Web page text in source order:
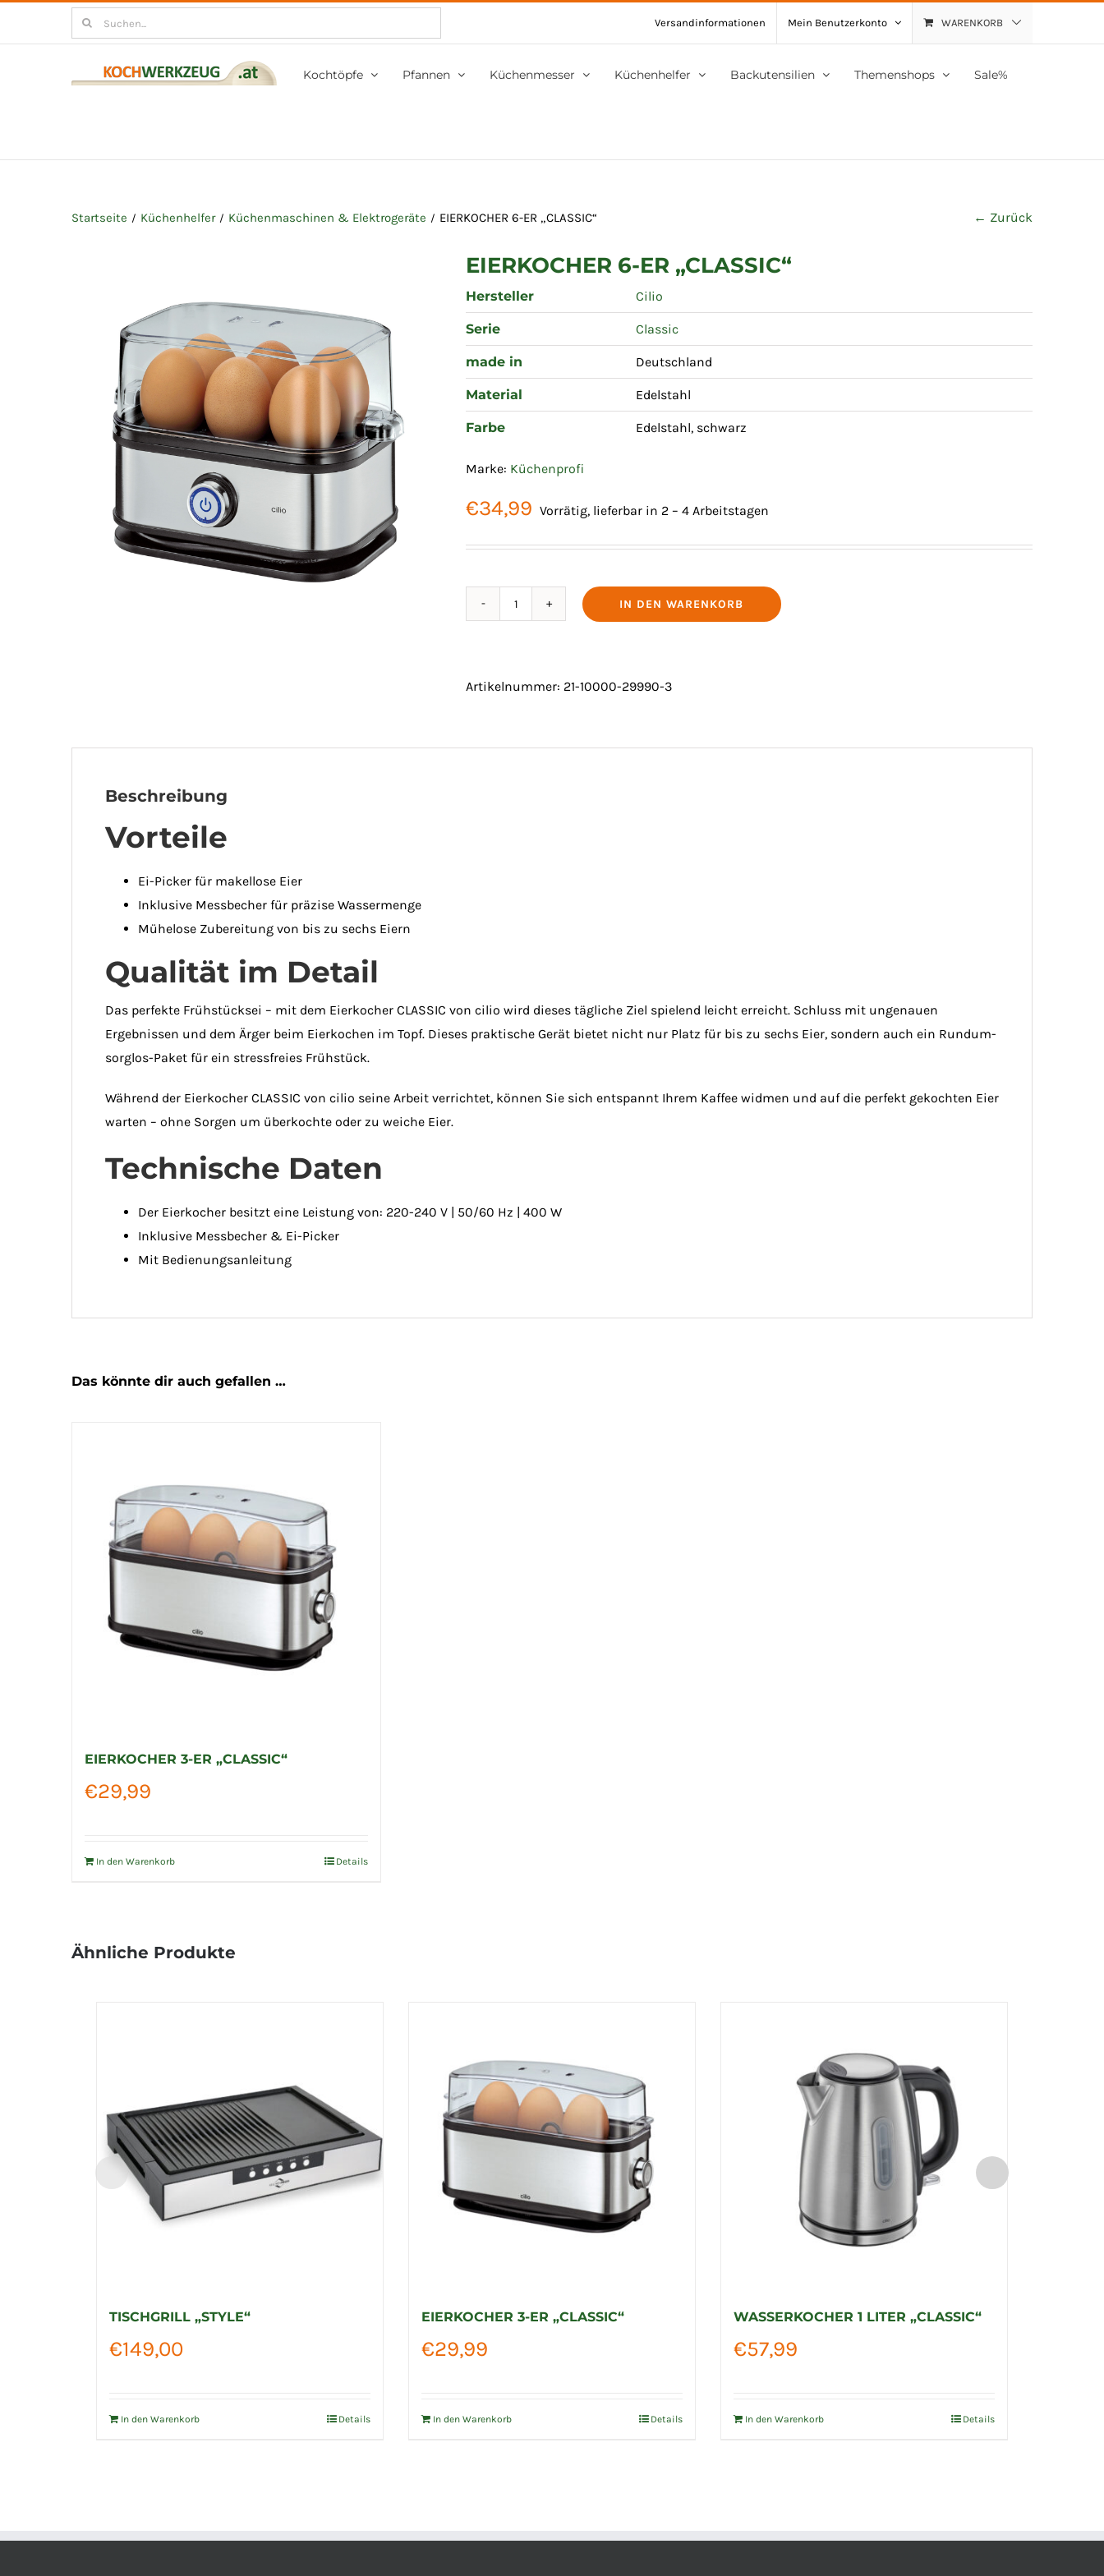
Suchen
nach:
Versandinformationen Mein Benutzerkonto WARENKORB
Kochtöpfe Pfannen Küchenmesser Küchenhelfer Backutensilien Themenshops Sale%
Startseite Küchenhelfer Küchenmaschinen & Elektrogeräte EIERKOCHER 6-ER „CLASSIC“ ← Zurück
EIERKOCHER 6-ER „CLASSIC“
Hersteller Cilio
Serie Classic
made in Deutschland
Material Edelstahl
Farbe Edelstahl, schwarz
Marke: Küchenprofi
€34,99 Vorrätig, lieferbar in 2 – 4 Arbeitstagen
EIERKOCHER
"CLASSIC"
IN DEN WARENKORB
Artikelnummer: 21-10000-29990-3
Beschreibung
Vorteile
Ei-Picker für makellose Eier
Inklusive Messbecher für präzise Wassermenge
Mühelose Zubereitung von bis zu sechs Eiern
Qualität im Detail
Das perfekte Frühstücksei – mit dem Eierkocher CLASSIC von cilio wird dieses tägliche Ziel spielend leicht erreicht. Schluss mit ungenauen
Ergebnissen und dem Ärger beim Eierkochen im Topf. Dieses praktische Gerät bietet nicht nur Platz für bis zu sechs Eier, sondern auch ein Rundum-
sorglos-Paket für ein stressfreies Frühstück.
Während der Eierkocher CLASSIC von cilio seine Arbeit verrichtet, können Sie sich entspannt Ihrem Kaffee widmen und auf die perfekt gekochten Eier
warten – ohne Sorgen um überkochte oder zu weiche Eier.
Technische Daten
Der Eierkocher besitzt eine Leistung von: 220-240 V | 50/60 Hz | 400 W
Inklusive Messbecher & Ei-Picker
Mit Bedienungsanleitung
Das könnte dir auch gefallen …
EIERKOCHER 3-ER „CLASSIC“
€29,99
In den Warenkorb Details
Ähnliche Produkte
TISCHGRILL „STYLE“
€149,00
In den Warenkorb Details
EIERKOCHER 3-ER „CLASSIC“
€29,99
In den Warenkorb Details
WASSERKOCHER 1 LITER „CLASSIC“
€57,99
In den Warenkorb Details